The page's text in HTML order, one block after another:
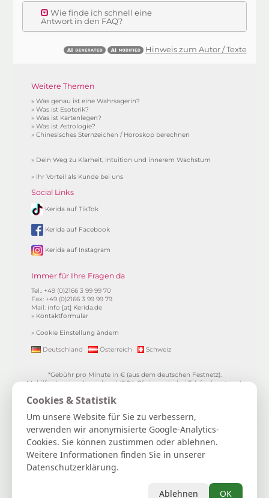
Wie finde ich schnell eine
Antwort in den FAQ?
Hinweis zum Autor / Texte
Weitere Themen
»Was genau ist eine Wahrsagerin?
»Was ist Esoterik?
»Was ist Kartenlegen?
»Was ist Astrologie?
»Chinesisches Sternzeichen / Horoskop berechnen
» Dein Weg zu Klarheit, Intuition und innerem Wachstum
» Ihr Vorteil als Kunde bei uns
Social Links
Kerida auf TikTok
Kerida auf Facebook
Kerida auf Instagram
Immer für Ihre Fragen da
Tel.: +49 (0)2166 3 99 99 70
Fax: +49 (0)2166 3 99 99 79
Mail: info [at] Kerida.de
» Kontaktformular
»Cookie Einstellung ändern
Deutschland Österreich Schweiz
*Gebühr pro Minute in € (aus dem deutschen Festnetz).
Mobilfunkpreise abweichend (0,24 €/min. mehr bei Telefonberatung).
**1.99€/min aus allen dt. Netzen
Gratisgepräch in Höhe von 15 Minuten.
15 Gratisminuten zum Kartenlegen sichern|Spiritueller Berater/in
werden
FAQ / Hilfe|AGB |Verträge hier kündigen / widerrufen
Kontakt & Impressum / Datenschutz
Kerida die Esoterikline für Kartenlegen, Hellsehen, Wahrsagen,
Lebensberatung, Spiritualität und mehr...
Selbstliebe | Heilung | Spiritualität | Achtsamkeit | Persönliches
Cookies & Statistik
Um unsere Website für Sie zu verbessern,
verwenden wir anonymisierte Google-Analytics-
Cookies. Sie können zustimmen oder ablehnen.
Weitere Informationen finden Sie in unserer
Datenschutzerklärung.
Ablehnen OK